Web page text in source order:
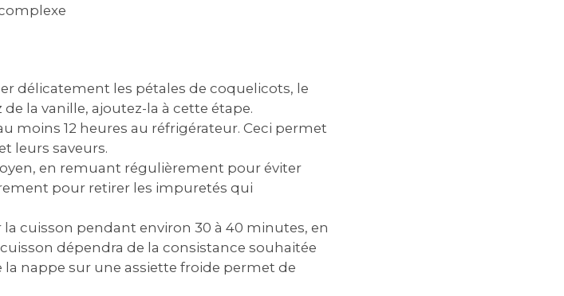
délicatement les pétales de coquelicots‚ le
la vanille‚ ajoutez-la à cette étape.
moins 12 heures au réfrigérateur. Ceci permet
leurs saveurs.
en remuant régulièrement pour éviter
pour retirer les impuretés qui
cuisson pendant environ 30 à 40 minutes‚ en
dépendra de la consistance souhaitée
nappe sur une assiette froide permet de